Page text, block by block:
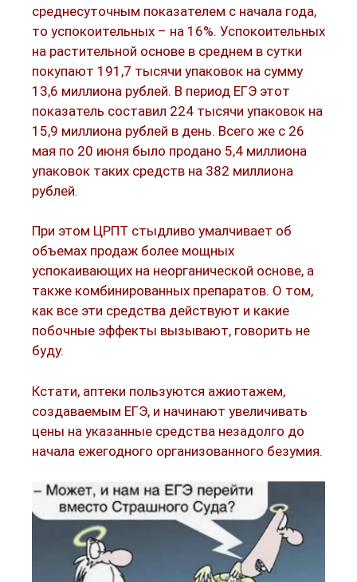
среднесуточным показателем с начала года,
то успокоительных – на 16%. Успокоительных
на растительной основе в среднем в сутки
покупают 191,7 тысячи упаковок на сумму
13,6 миллиона рублей. В период ЕГЭ этот
показатель составил 224 тысячи упаковок на
15,9 миллиона рублей в день. Всего же с 26
мая по 20 июня было продано 5,4 миллиона
упаковок таких средств на 382 миллиона
рублей.
При этом ЦРПТ стыдливо умалчивает об
объемах продаж более мощных
успокаивающих на неорганической основе, а
также комбинированных препаратов. О том,
как все эти средства действуют и какие
побочные эффекты вызывают, говорить не
буду.
Кстати, аптеки пользуются ажиотажем,
создаваемым ЕГЭ, и начинают увеличивать
цены на указанные средства незадолго до
начала ежегодного организованного безумия.